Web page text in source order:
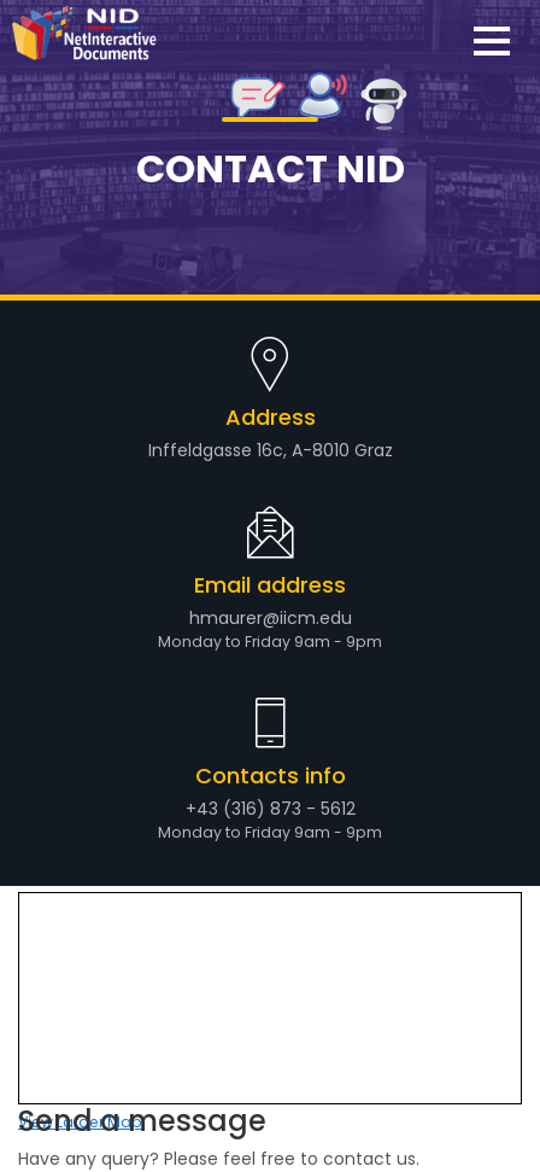
CONTACT NID
Address
Inffeldgasse 16c, A-8010 Graz
Email address
hmaurer@iicm.edu
Monday to Friday 9am - 9pm
Contacts info
+43 (316) 873 - 5612
Monday to Friday 9am - 9pm
View Larger Map
Send a message
Have any query? Please feel free to contact us.